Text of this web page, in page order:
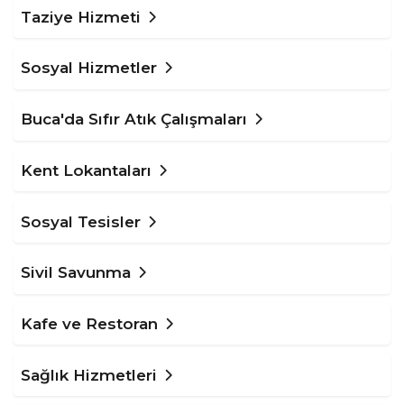
Taziye Hizmeti
Sosyal Hizmetler
Buca'da Sıfır Atık Çalışmaları
Kent Lokantaları
Sosyal Tesisler
Sivil Savunma
Kafe ve Restoran
Sağlık Hizmetleri